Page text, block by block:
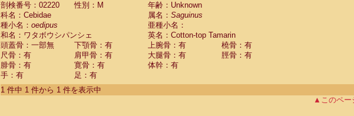
Cebidae Saguinus leucopus (0)
Cebidae
Cebidae
CebidaeSaguinus nigricollis (0)
Cebidae Saguinus oedipus
Cebidae Saguinus weddelli
Cebidae Saguinusspp.
Cebidae Aotus trivirgatus
Cebidae Cebus albifrons
剖検番号：02220
性別：M
年齢：Unknown
科名：Cebidae
属名： Saguinus
種小名： oedipus
亜種小名：
和名：ワタボウシパンシェ
英名：Cotton-top Tamarin
頭蓋骨：一部無
下顎骨：有 上腕骨：有
橈骨：有
尺骨：有
肩甲骨：有 大腿骨：有
脛骨：有
腓骨：有
寛骨：有
体幹：有
手：有
足：有
1 件中 1 件から 1 件を表示中
▲このペー